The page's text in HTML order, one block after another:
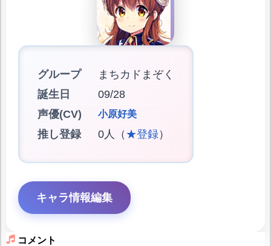
グループ
まちカドまぞく
誕生日
09/28
声優(CV)
小原好美
推し登録 0人（ ★登録）
キャラ情報編集
コメント